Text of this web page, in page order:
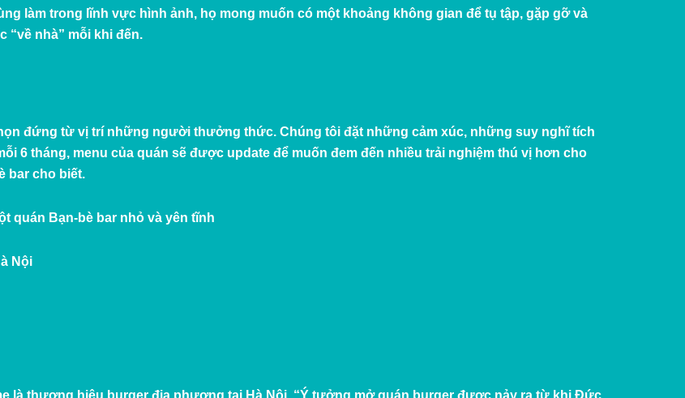
làm trong lĩnh vực hình ảnh, họ mong muốn có một khoảng không gian để tụ tập, gặp gỡ và
“về nhà” mỗi khi đến.
đứng từ vị trí những người thưởng thức. Chúng tôi đặt những cảm xúc, những suy nghĩ tích
6 tháng, menu của quán sẽ được update để muốn đem đến nhiều trải nghiệm thú vị hơn cho
bar cho biết.
quán Bạn-bè bar nhỏ và yên tĩnh
Nội